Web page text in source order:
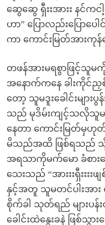
ဆွေဆွေ ရှီးးအားး နင်က
ဟာ” ပြောလည်းပြောပေ
ကာ ကောင်းမြတ်အားကု
တဖန်အားမရစွာဖြင့်သူမ
အနောက်ကနေ ခါးကိုင်
တော့ သူမဒူးခေါင်းမျာ
သည် မုဒိမ်းကျင့်သလိုသူမ
နေတာ ကောင်းမြတ်မှဟု
မိသည်အထိ ဖြစ်ရသည်
အရသာကိုမက်မော ခံစားန
သေးသည် “အားးးရှီးးး
နှင့်အတူ သူမတင်ပါးအား
စိုက်ခါ သုတ်ရည် များ
ခေါင်းထဲနွေးခနဲ ဖြစ်သွ